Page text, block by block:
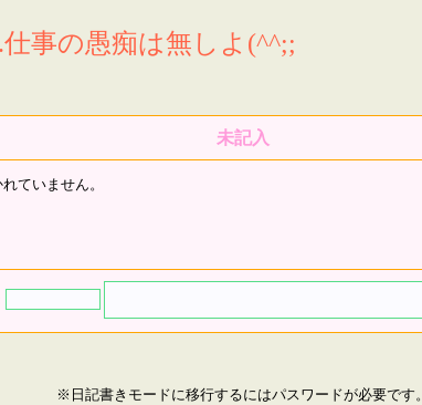
事の愚痴は無しよ(^^;;
未記入
ていません。
※日記書きモードに移行するにはパスワードが必要です。